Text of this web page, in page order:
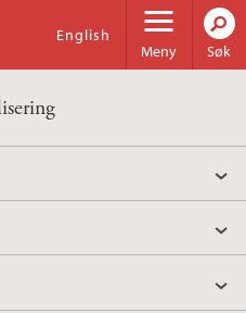
Meny
English
Søk